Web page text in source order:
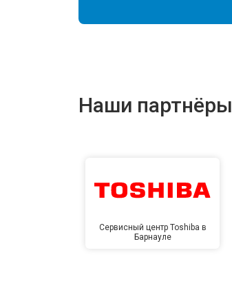
Наши партнёры
Сервисный центр Toshiba в
Барнауле